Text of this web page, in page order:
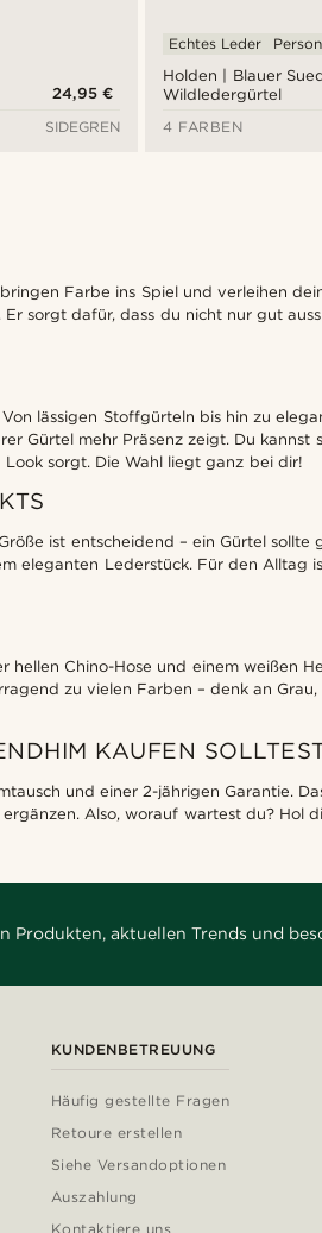
24,95 €
SIDEGREN
Holden | Blauer
Wildledergürtel
Echtes Leder
4 FARBEN
Farbe ins Spiel und verleihen
sorgt dafür, dass du nicht nur gut
lässigen Stoffgürteln bis hin zu
Gürtel mehr Präsenz zeigt. Du
sorgt. Die Wahl liegt ganz bei dir!
ist entscheidend – ein Gürtel
eleganten Lederstück. Für den Alltag
hellen Chino-Hose und einem weißen
zu vielen Farben – denk an
KAUFEN
und einer 2-jährigen Garantie.
Also, worauf wartest du? Hol
Produkten, aktuellen Trends und
KUNDENBETREUUNG
Häufig gestellte Fragen
Retoure erstellen
Siehe Versandoptionen
Auszahlung
Kontaktiere uns